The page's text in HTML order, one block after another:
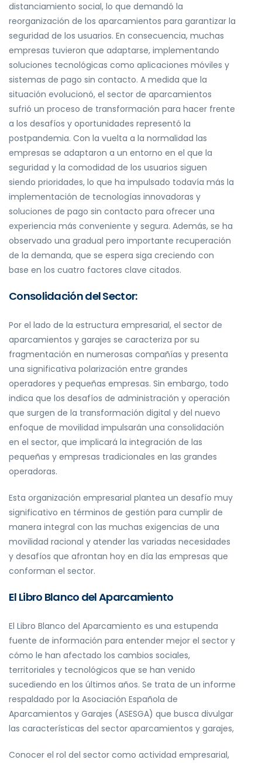
distanciamiento social, lo que demandó la
reorganización de los aparcamientos para garantizar la
seguridad de los usuarios. En consecuencia, muchas
empresas tuvieron que adaptarse, implementando
soluciones tecnológicas como aplicaciones móviles y
sistemas de pago sin contacto. A medida que la
situación evolucionó, el sector de aparcamientos
sufrió un proceso de transformación para hacer frente
a los desafíos y oportunidades representó la
postpandemia. Con la vuelta a la normalidad las
empresas se adaptaron a un entorno en el que la
seguridad y la comodidad de los usuarios siguen
siendo prioridades, lo que ha impulsado todavía más la
implementación de tecnologías innovadoras y
soluciones de pago sin contacto para ofrecer una
experiencia más conveniente y segura. Además, se ha
observado una gradual pero importante recuperación
de la demanda, que se espera siga creciendo con
base en los cuatro factores clave citados.
Consolidación del Sector:
Por el lado de la estructura empresarial, el sector de
aparcamientos y garajes se caracteriza por su
fragmentación en numerosas compañías y presenta
una significativa polarización entre grandes
operadores y pequeñas empresas. Sin embargo, todo
indica que los desafíos de administración y operación
que surgen de la transformación digital y del nuevo
enfoque de movilidad impulsarán una consolidación
en el sector, que implicará la integración de las
pequeñas y empresas tradicionales en las grandes
operadoras.
Esta organización empresarial plantea un desafío muy
significativo en términos de gestión para cumplir de
manera integral con las muchas exigencias de una
movilidad racional y atender las variadas necesidades
y desafíos que afrontan hoy en día las empresas que
conforman el sector.
El Libro Blanco del Aparcamiento
El Libro Blanco del Aparcamiento es una estupenda
fuente de información para entender mejor el sector y
cómo le han afectado los cambios sociales,
territoriales y tecnológicos que se han venido
sucediendo en los últimos años. Se trata de un informe
respaldado por la Asociación Española de
Aparcamientos y Garajes (ASESGA) que busca divulgar
las características del sector aparcamientos y garajes,
Conocer el rol del sector como actividad empresarial,